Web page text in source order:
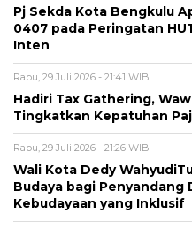
Pj Sekda Kota Bengkulu
0407 pada Peringatan
Inten
Rabu, 29 Juli 2026 - 21:41 WIB
Hadiri Tax Gathering,
Tingkatkan Kepatuhan
Rabu, 29 Juli 2026 - 21:26 WIB
Wali Kota Dedy
Budaya bagi Penyandang
Kebudayaan yang Inklusif